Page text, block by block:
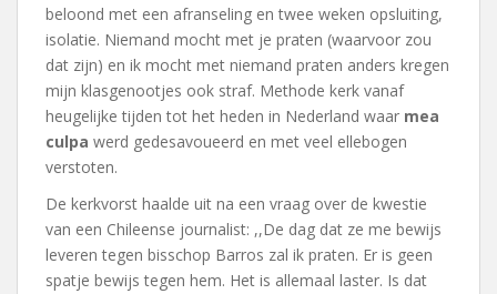
beloond met een afranseling en twee weken opsluiting,
isolatie. Niemand mocht met je praten (waarvoor zou
dat zijn) en ik mocht met niemand praten anders kregen
mijn klasgenootjes ook straf. Methode kerk vanaf
heugelijke tijden tot het heden in Nederland waar mea
culpa werd gedesavoueerd en met veel ellebogen
verstoten.
De kerkvorst haalde uit na een vraag over de kwestie
van een Chileense journalist: ,,De dag dat ze me bewijs
leveren tegen bisschop Barros zal ik praten. Er is geen
spatje bewijs tegen hem. Het is allemaal laster. Is dat